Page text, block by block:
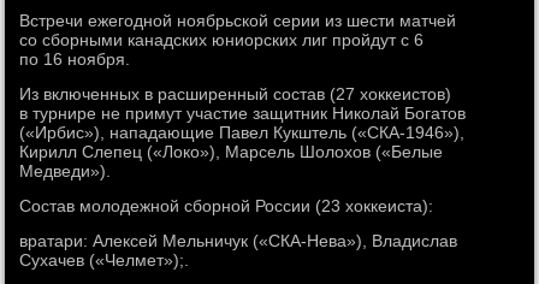
Встречи ежегодной ноябрьской серии из шести матчей
со сборными канадских юниорских лиг пройдут с 6
по 16 ноября.
Из включенных в расширенный состав (27 хоккеистов)
в турнире не примут участие защитник Николай Богатов
(«Ирбис»), нападающие Павел Кукштель («СКА-1946»),
Кирилл Слепец («Локо»), Марсель Шолохов («Белые
Медведи»).
Состав молодежной сборной России (23 хоккеиста):
вратари: Алексей Мельничук («СКА-Нева»), Владислав
Сухачев («Челмет»);.